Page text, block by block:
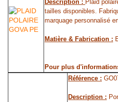
Description : Plaid
tailles disponibles.
marquage personnalisé
Matière & Fabrication :
Pour plus
Référence :
Description :